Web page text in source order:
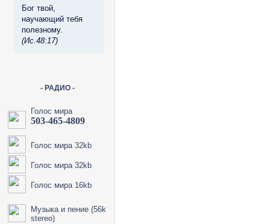
Бог твой,
научающий тебя
полезному.
(Ис.48:17)
- РАДИО -
Голос мира
503-465-4809
Голос мира 32kb
Голос мира 32kb
Голос мира 16kb
Музыка и пение (56k
stereo)